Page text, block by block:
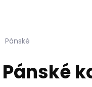
Pánské
Pánské